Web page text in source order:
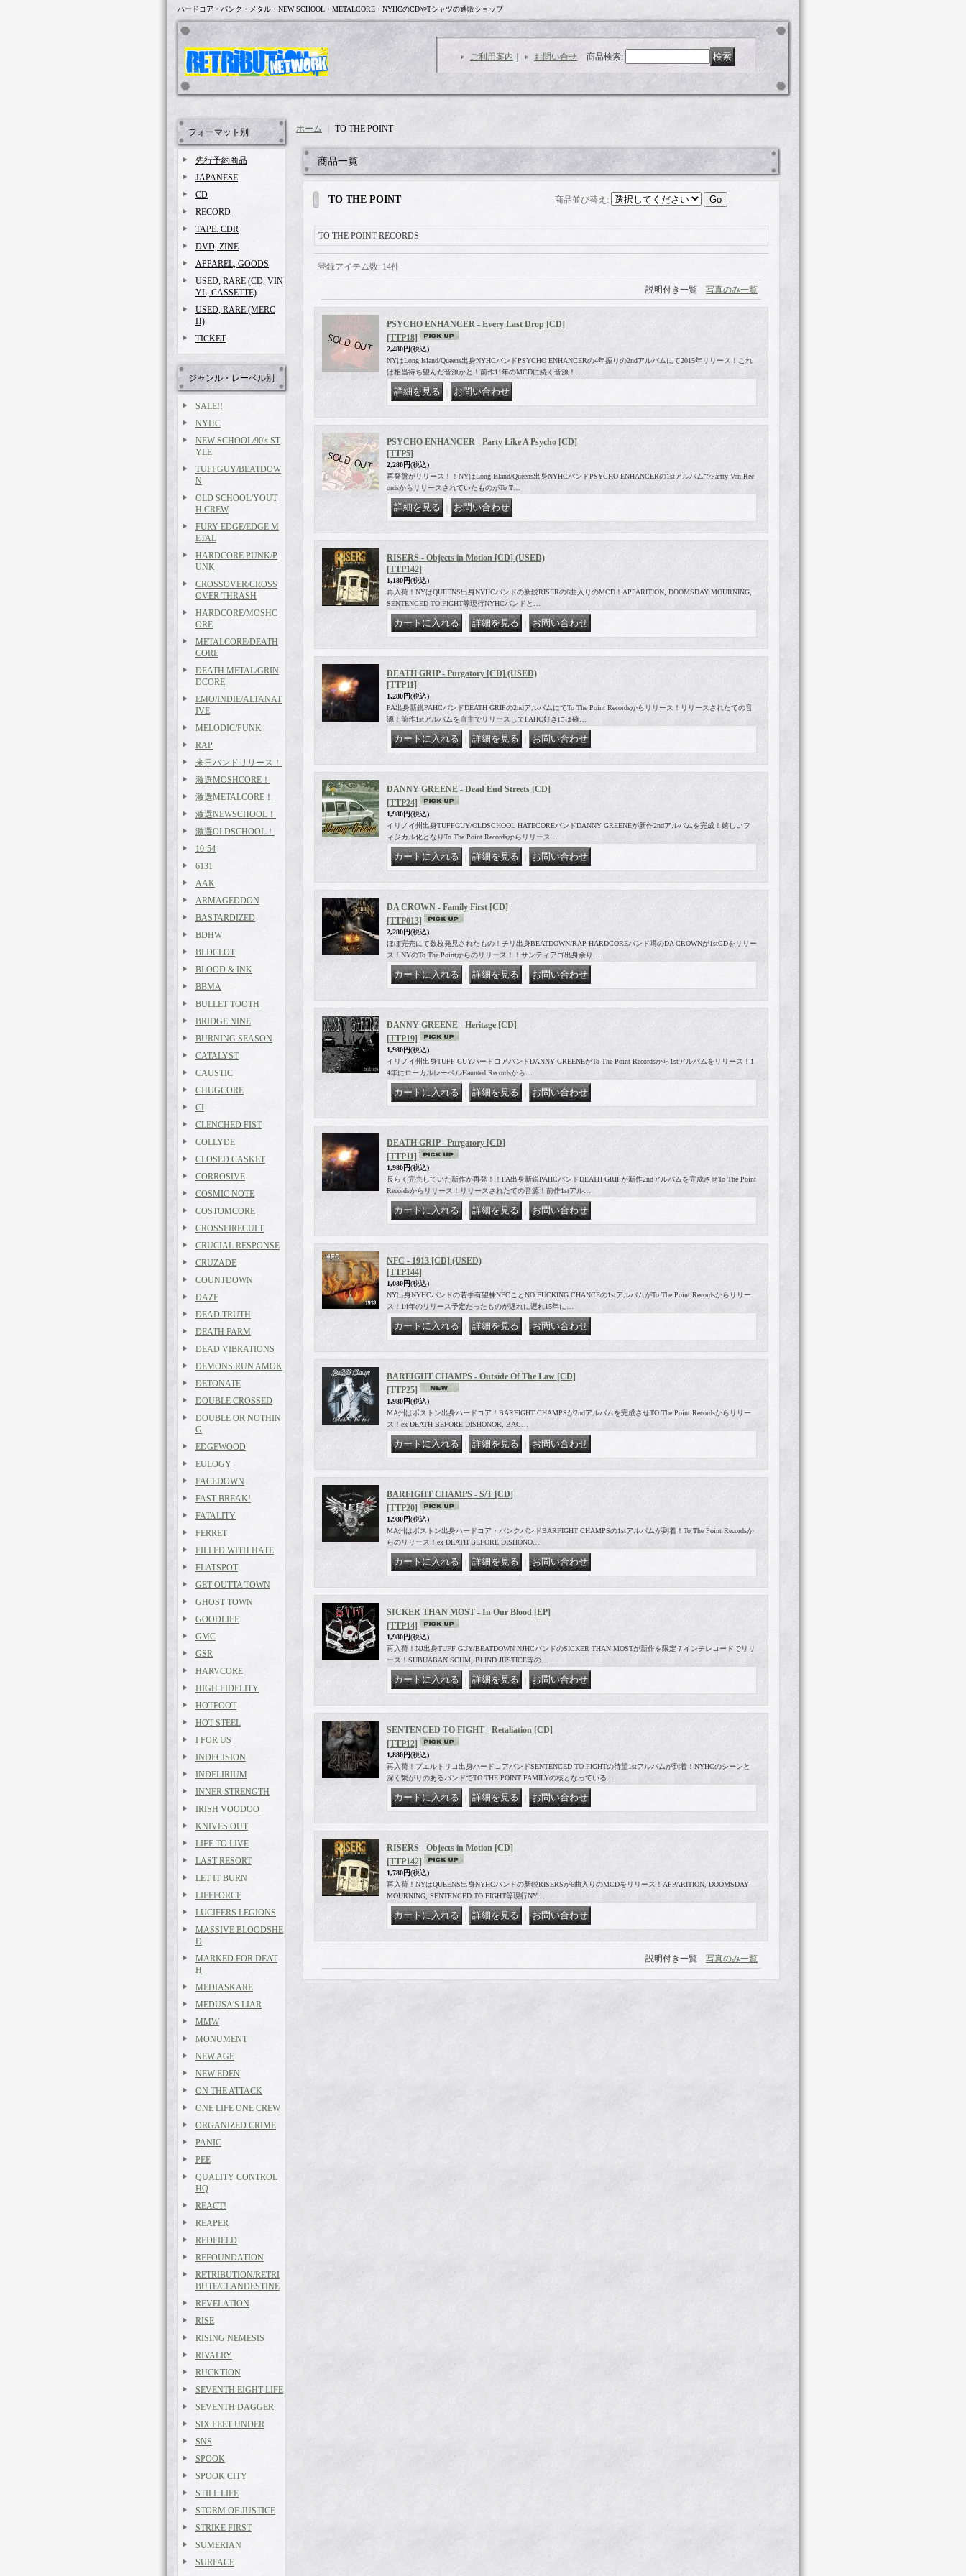
ハードコア・パンク・メタル・NEW SCHOOL・METALCORE・NYHCのCDやTシャツの通販ショップ
ご利用案内 お問い合せ 商品検索:
フォーマット別
先行予約商品
JAPANESE
CD
RECORD
TAPE. CDR
DVD, ZINE
APPAREL, GOODS
USED, RARE (CD, VIN
YL, CASSETTE)
USED, RARE (MERC
H)
TICKET
ジャンル・レーベル別
SALE!!
NYHC
NEW SCHOOL/90's ST
YLE
TUFFGUY/BEATDOW
N
OLD SCHOOL/YOUT
H CREW
FURY EDGE/EDGE M
ETAL
HARDCORE PUNK/P
UNK
CROSSOVER/CROSS
OVER THRASH
HARDCORE/MOSHC
ORE
METALCORE/DEATH
CORE
DEATH METAL/GRIN
DCORE
EMO/INDIE/ALTANAT
IVE
MELODIC/PUNK
RAP
来日バンドリリース！
激選MOSHCORE！
激選METALCORE！
激選NEWSCHOOL！
激選OLDSCHOOL！
10-54
6131
AAK
ARMAGEDDON
BASTARDIZED
BDHW
BLDCLOT
BLOOD & INK
BBMA
BULLET TOOTH
BRIDGE NINE
BURNING SEASON
CATALYST
CAUSTIC
CHUGCORE
CI
CLENCHED FIST
COLLYDE
CLOSED CASKET
CORROSIVE
COSMIC NOTE
COSTOMCORE
CROSSFIRECULT
CRUCIAL RESPONSE
CRUZADE
COUNTDOWN
DAZE
DEAD TRUTH
DEATH FARM
DEAD VIBRATIONS
DEMONS RUN AMOK
DETONATE
DOUBLE CROSSED
DOUBLE OR NOTHIN
G
EDGEWOOD
EULOGY
FACEDOWN
FAST BREAK!
FATALITY
FERRET
FILLED WITH HATE
FLATSPOT
GET OUTTA TOWN
GHOST TOWN
GOODLIFE
GMC
GSR
HARVCORE
HIGH FIDELITY
HOTFOOT
HOT STEEL
I FOR US
INDECISION
INDELIRIUM
INNER STRENGTH
IRISH VOODOO
KNIVES OUT
LIFE TO LIVE
LAST RESORT
LET IT BURN
LIFEFORCE
LUCIFERS LEGIONS
MASSIVE BLOODSHE
D
MARKED FOR DEAT
H
MEDIASKARE
MEDUSA'S LIAR
MMW
MONUMENT
NEW AGE
NEW EDEN
ON THE ATTACK
ONE LIFE ONE CREW
ORGANIZED CRIME
PANIC
PEE
QUALITY CONTROL
HQ
REACT!
REAPER
REDFIELD
REFOUNDATION
RETRIBUTION/RETRI
BUTE/CLANDESTINE
REVELATION
RISE
RISING NEMESIS
RIVALRY
RUCKTION
SEVENTH EIGHT LIFE
SEVENTH DAGGER
SIX FEET UNDER
SNS
SPOOK
SPOOK CITY
STILL LIFE
STORM OF JUSTICE
STRIKE FIRST
SUMERIAN
SURFACE
ホーム TO THE POINT
商品一覧
TO THE POINT 商品並び替え :
TO THE POINT RECORDS
登録アイテム数: 14件
説明付き一覧 写真のみ一覧
PSYCHO ENHANCER - Every Last Drop [CD]
[TTP18]
2,480円(税込)
NYはLong Island/Queens出身NYHCバンドPSYCHO ENHANCERの4年振りの2ndアルバムにて2015年リリース！これ
は相当待ち望んだ音源かと！前作11年のMCDに続く音源！…
PSYCHO ENHANCER - Party Like A Psycho [CD]
[TTP5]
2,280円(税込)
再発盤がリリース！！NYはLong Island/Queens出身NYHCバンドPSYCHO ENHANCERの1stアルバムでPartty Van Rec
ordsからリリースされていたものがTo T…
RISERS - Objects in Motion [CD] (USED)
[TTP142]
1,180円(税込)
再入荷！NYはQUEENS出身NYHCバンドの新鋭RISERの6曲入りのMCD！APPARITION, DOOMSDAY MOURNING,
SENTENCED TO FIGHT等現行NYHCバンドと…
DEATH GRIP - Purgatory [CD] (USED)
[TTP11]
1,280円(税込)
PA出身新鋭PAHCバンドDEATH GRIPの2ndアルバムにてTo The Point Recordsからリリース！リリースされたての音
源！前作1stアルバムを自主でリリースしてPAHC好きには確…
DANNY GREENE - Dead End Streets [CD]
[TTP24]
1,980円(税込)
イリノイ州出身TUFFGUY/OLDSCHOOL HATECOREバンドDANNY GREENEが新作2ndアルバムを完成！嬉しいフ
ィジカル化となりTo The Point Recordsからリリース…
DA CROWN - Family First [CD]
[TTP013]
2,280円(税込)
ほぼ完売にて数枚発見されたもの！チリ出身BEATDOWN/RAP HARDCOREバンド噂のDA CROWNが1stCDをリリー
ス！NYのTo The Pointからのリリース！！サンティアゴ出身余り…
DANNY GREENE - Heritage [CD]
[TTP19]
1,980円(税込)
イリノイ州出身TUFF GUYハードコアバンドDANNY GREENEがTo The Point Recordsから1stアルバムをリリース！1
4年にローカルレーベルHaunted Recordsから…
DEATH GRIP - Purgatory [CD]
[TTP11]
1,980円(税込)
長らく完売していた新作が再発！！PA出身新鋭PAHCバンドDEATH GRIPが新作2ndアルバムを完成させTo The Point
Recordsからリリース！リリースされたての音源！前作1stアル…
NFC - 1913 [CD] (USED)
[TTP144]
1,080円(税込)
NY出身NYHCバンドの若手有望株NFCことNO FUCKING CHANCEの1stアルバムがTo The Point Recordsからリリー
ス！14年のリリース予定だったものが遅れに遅れ15年に…
BARFIGHT CHAMPS - Outside Of The Law [CD]
[TTP25]
1,980円(税込)
MA州はボストン出身ハードコア！BARFIGHT CHAMPSが2ndアルバムを完成させTO The Point Recordsからリリー
ス！ex DEATH BEFORE DISHONOR, BAC…
BARFIGHT CHAMPS - S/T [CD]
[TTP20]
1,980円(税込)
MA州はボストン出身ハードコア・パンクバンドBARFIGHT CHAMPSの1stアルバムが到着！To The Point Recordsか
らのリリース！ex DEATH BEFORE DISHONO…
SICKER THAN MOST - In Our Blood [EP]
[TTP14]
1,980円(税込)
再入荷！NJ出身TUFF GUY/BEATDOWN NJHCバンドのSICKER THAN MOSTが新作を限定７インチレコードでリリ
ース！SUBUABAN SCUM, BLIND JUSTICE等の…
SENTENCED TO FIGHT - Retaliation [CD]
[TTP12]
1,880円(税込)
再入荷！プエルトリコ出身ハードコアバンドSENTENCED TO FIGHTの待望1stアルバムが到着！NYHCのシーンと
深く繋がりのあるバンドでTO THE POINT FAMILYの核となっている…
RISERS - Objects in Motion [CD]
[TTP142]
1,780円(税込)
再入荷！NYはQUEENS出身NYHCバンドの新鋭RISERSが6曲入りのMCDをリリース！APPARITION, DOOMSDAY
MOURNING, SENTENCED TO FIGHT等現行NY…
説明付き一覧 写真のみ一覧